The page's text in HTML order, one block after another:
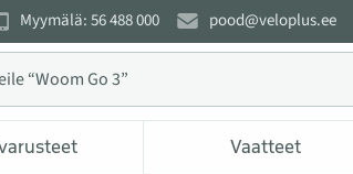
Myymälä: 56 488 000 pood@veloplus.ee
Vaatteet